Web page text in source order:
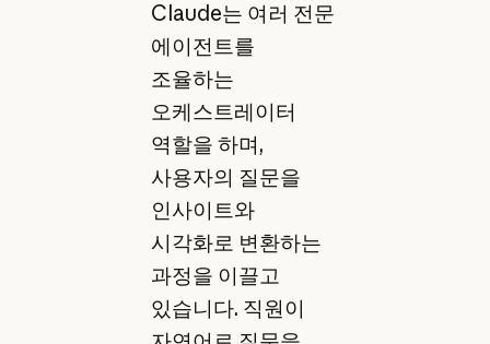
Claude는 여러 전문
에이전트를
조율하는
오케스트레이터
역할을 하며,
사용자의 질문을
인사이트와
시각화로 변환하는
과정을 이끌고
있습니다. 직원이